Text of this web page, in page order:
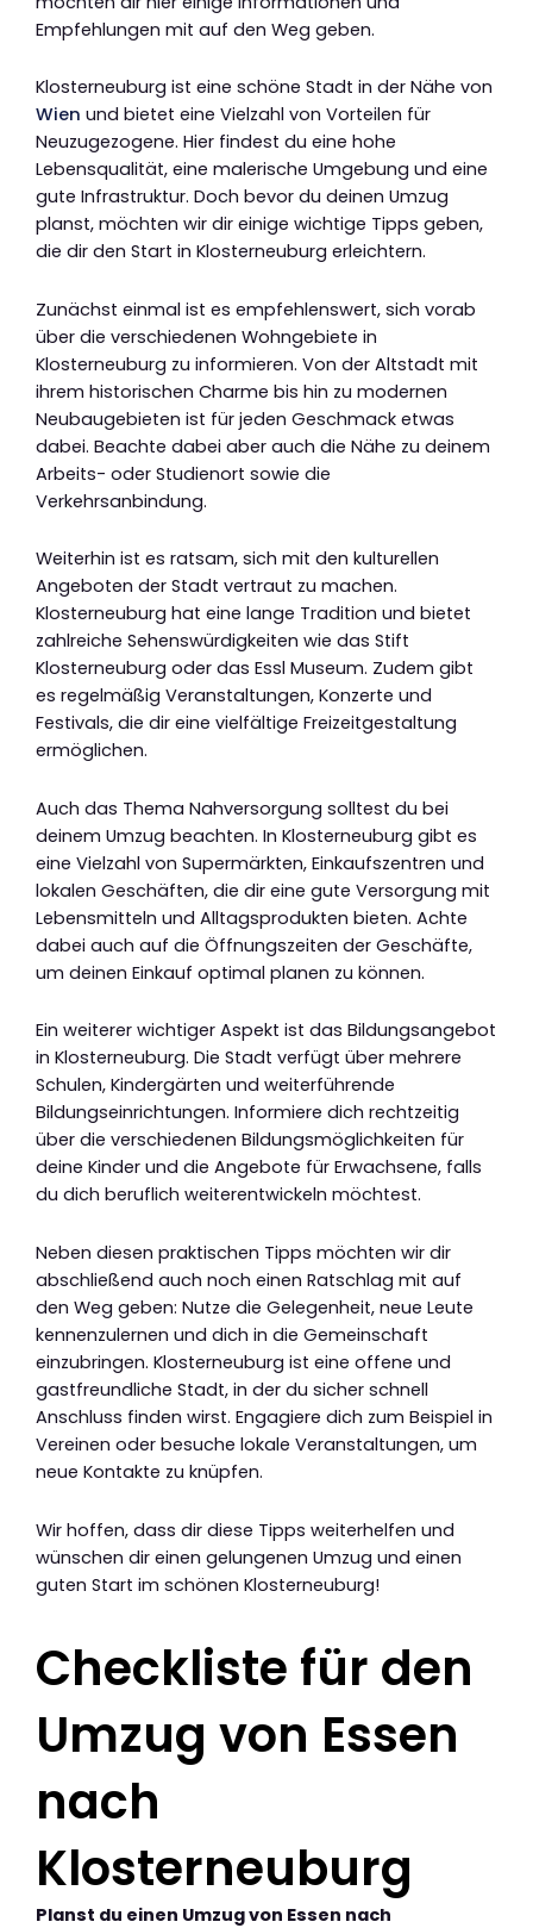
Empfehlungen mit auf den Weg geben.
Klosterneuburg ist eine schöne Stadt in der Nähe von
Wien und bietet eine Vielzahl von Vorteilen für
Neuzugezogene. Hier findest du eine hohe
Lebensqualität, eine malerische Umgebung und eine
gute Infrastruktur. Doch bevor du deinen Umzug
planst, möchten wir dir einige wichtige Tipps geben,
die dir den Start in Klosterneuburg erleichtern.
Zunächst einmal ist es empfehlenswert, sich vorab
über die verschiedenen Wohngebiete in
Klosterneuburg zu informieren. Von der Altstadt mit
ihrem historischen Charme bis hin zu modernen
Neubaugebieten ist für jeden Geschmack etwas
dabei. Beachte dabei aber auch die Nähe zu deinem
Arbeits- oder Studienort sowie die
Verkehrsanbindung.
Weiterhin ist es ratsam, sich mit den kulturellen
Angeboten der Stadt vertraut zu machen.
Klosterneuburg hat eine lange Tradition und bietet
zahlreiche Sehenswürdigkeiten wie das Stift
Klosterneuburg oder das Essl Museum. Zudem gibt
es regelmäßig Veranstaltungen, Konzerte und
Festivals, die dir eine vielfältige Freizeitgestaltung
ermöglichen.
Auch das Thema Nahversorgung solltest du bei
deinem Umzug beachten. In Klosterneuburg gibt es
eine Vielzahl von Supermärkten, Einkaufszentren und
lokalen Geschäften, die dir eine gute Versorgung mit
Lebensmitteln und Alltagsprodukten bieten. Achte
dabei auch auf die Öffnungszeiten der Geschäfte,
um deinen Einkauf optimal planen zu können.
Ein weiterer wichtiger Aspekt ist das Bildungsangebot
in Klosterneuburg. Die Stadt verfügt über mehrere
Schulen, Kindergärten und weiterführende
Bildungseinrichtungen. Informiere dich rechtzeitig
über die verschiedenen Bildungsmöglichkeiten für
deine Kinder und die Angebote für Erwachsene, falls
du dich beruflich weiterentwickeln möchtest.
Neben diesen praktischen Tipps möchten wir dir
abschließend auch noch einen Ratschlag mit auf
den Weg geben: Nutze die Gelegenheit, neue Leute
kennenzulernen und dich in die Gemeinschaft
einzubringen. Klosterneuburg ist eine offene und
gastfreundliche Stadt, in der du sicher schnell
Anschluss finden wirst. Engagiere dich zum Beispiel in
Vereinen oder besuche lokale Veranstaltungen, um
neue Kontakte zu knüpfen.
Wir hoffen, dass dir diese Tipps weiterhelfen und
wünschen dir einen gelungenen Umzug und einen
guten Start im schönen Klosterneuburg!
Checkliste für den
Umzug von Essen
nach
Klosterneuburg
Planst du einen Umzug von Essen nach